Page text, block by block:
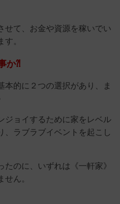
せて、お金や資源を稼いでい
す。
か⁈
本的に２つの選択があり、ま
ジョイするために家をレベル
、ラブラブイベントを起こし
のに、いずれは《一軒家》
ん。